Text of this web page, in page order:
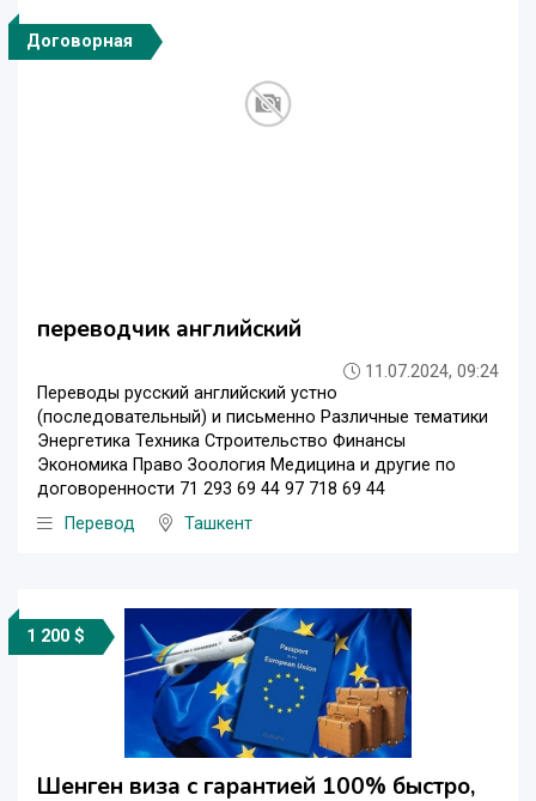
Договорная
переводчик английский
11.07.2024, 09:24
Переводы русский английский устно
(последовательный) и письменно Различные тематики
Энергетика Техника Строительство Финансы
Экономика Право Зоология Медицина и другие по
договоренности 71 293 69 44 97 718 69 44
Перевод
Ташкент
1 200 $
Шенген виза с гарантией 100% быстро,